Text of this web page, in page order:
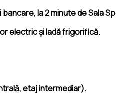
la 2 minute de Sala
electric și ladă frigorifică.
etaj intermediar).